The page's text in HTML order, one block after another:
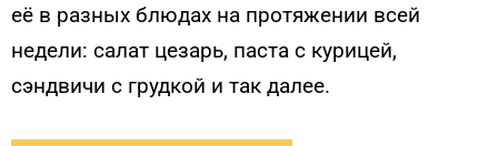
её в разных блюдах на протяжении всей
недели: салат цезарь, паста с курицей,
сэндвичи с грудкой и так далее.